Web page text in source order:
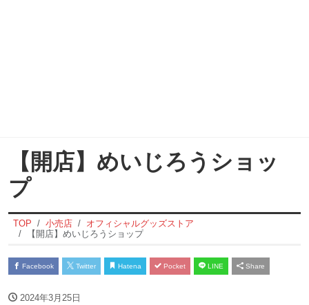
【開店】めいじろうショッ
プ
TOP 小売店
オフィシャルグッズストア
【開店】めいじろうショップ
Facebook Twitter Hatena Pocket LINE Share
2024年3月25日